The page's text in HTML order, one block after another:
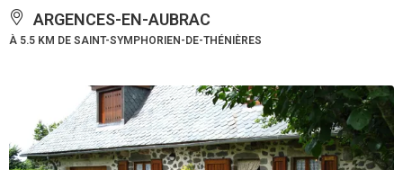
ARGENCES-EN-AUBRAC
À 5.5 KM DE SAINT-SYMPHORIEN-DE-THÉNIÈRES